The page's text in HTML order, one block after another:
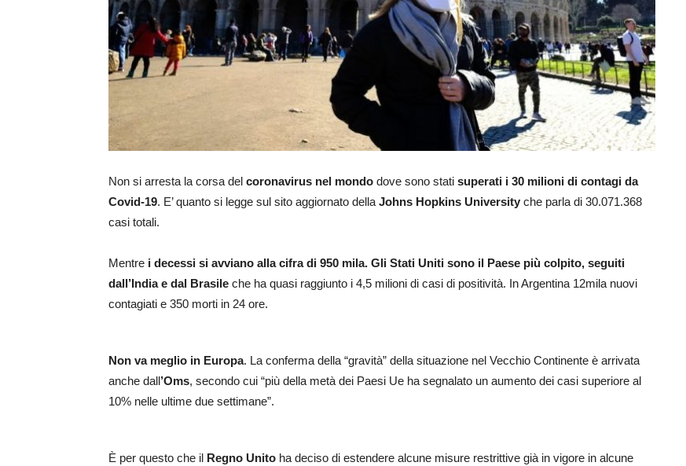
Non si arresta la corsa del coronavirus nel mondo dove sono stati superati i 30 milioni di contagi da
Covid-19. E’ quanto si legge sul sito aggiornato della Johns Hopkins University che parla di 30.071.368
casi totali.
Mentre i decessi si avviano alla cifra di 950 mila. Gli Stati Uniti sono il Paese più colpito, seguiti
dall’India e dal Brasile che ha quasi raggiunto i 4,5 milioni di casi di positività. In Argentina 12mila nuovi
contagiati e 350 morti in 24 ore.
Non va meglio in Europa. La conferma della “gravità” della situazione nel Vecchio Continente è arrivata
anche dall’Oms, secondo cui “più della metà dei Paesi Ue ha segnalato un aumento dei casi superiore al
10% nelle ultime due settimane”.
È per questo che il Regno Unito ha deciso di estendere alcune misure restrittive già in vigore in alcune